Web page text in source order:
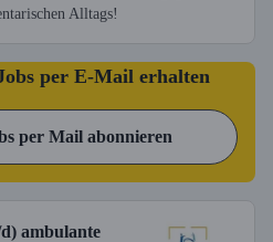
Alltags!
per E-Mail erhalten
per Mail abonnieren
ambulante